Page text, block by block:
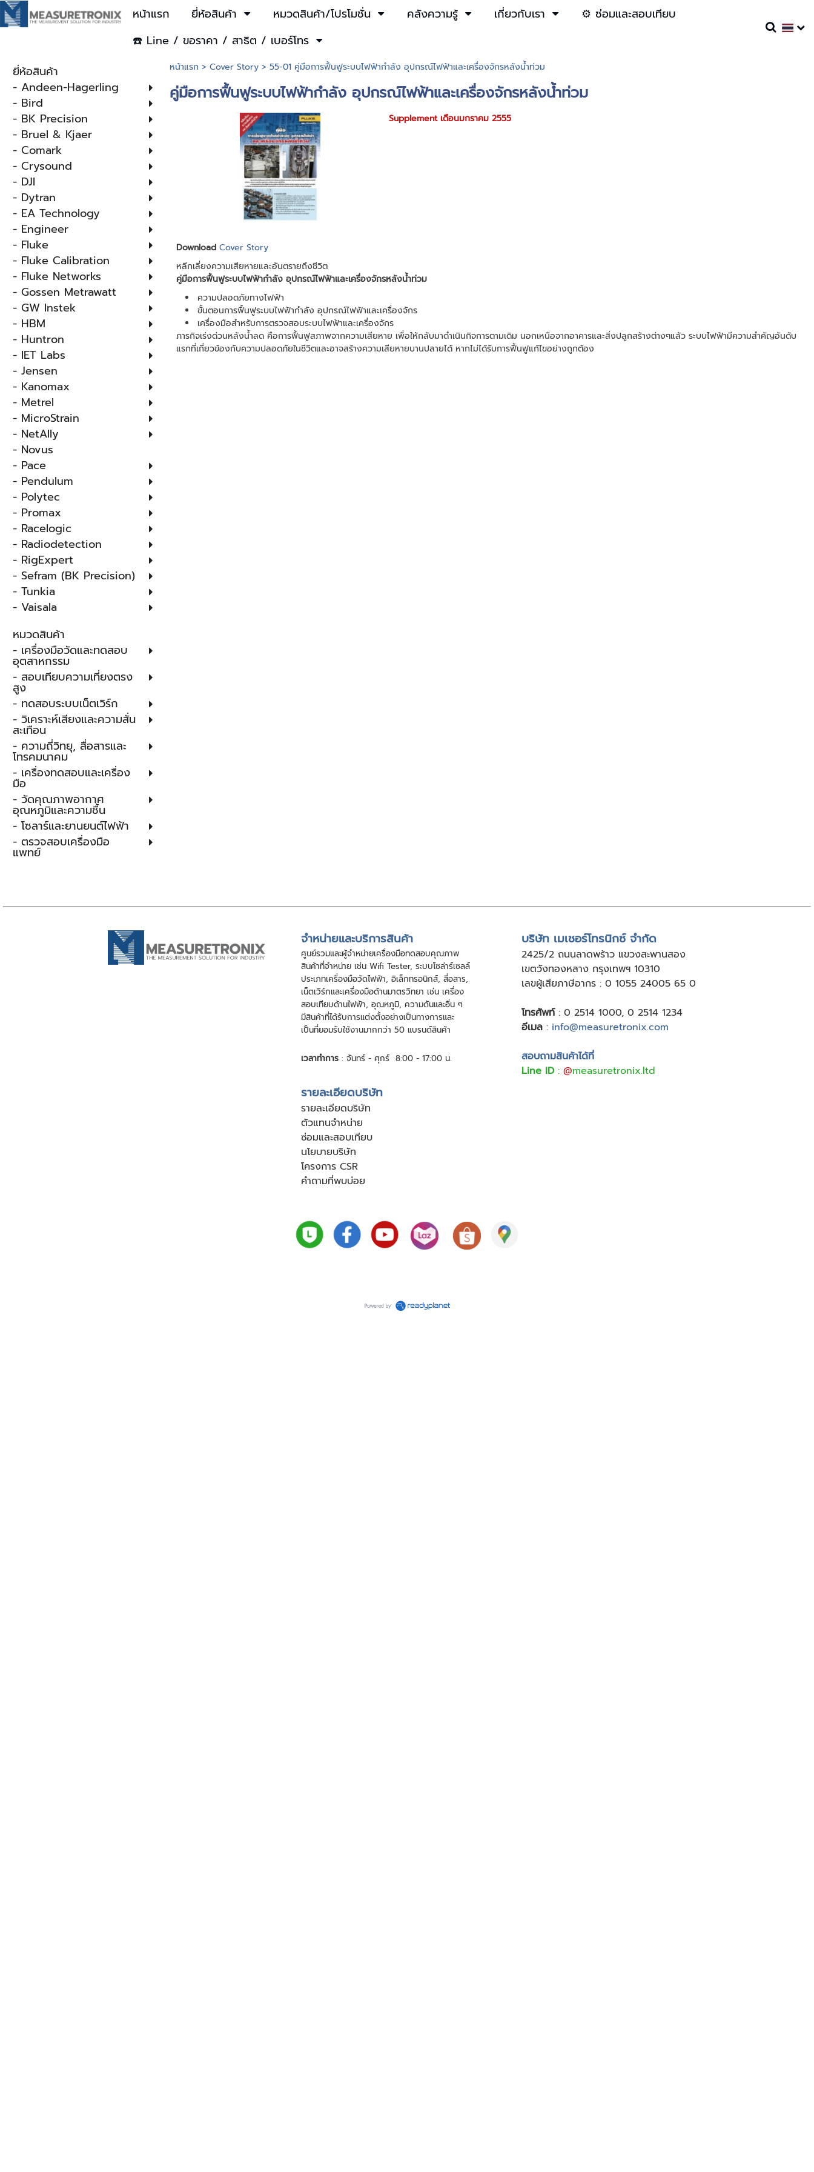
หน้าแรก ยี่ห้อสินค้า หมวดสินค้า/โปรโมชั่น คลังความรู้ เกี่ยวกับเรา
⚙️ ซ่อมและสอบเทียบ
☎️ Line / ขอราคา / สาธิต / เบอร์โทร
ยี่ห้อสินค้า
- Andeen-Hagerling
- Bird
- BK Precision
- Bruel & Kjaer
- Comark
- Crysound
- DJI
- Dytran
- EA Technology
- Engineer
- Fluke
- Fluke Calibration
- Fluke Networks
- Gossen Metrawatt
- GW Instek
- HBM
- Huntron
- IET Labs
- Jensen
- Kanomax
- Metrel
- MicroStrain
- NetAlly
- Novus
- Pace
- Pendulum
- Polytec
- Promax
- Racelogic
- Radiodetection
- RigExpert
- Sefram (BK Precision)
- Tunkia
- Vaisala
หมวดสินค้า
- เครื่องมือวัดและทดสอบ
อุตสาหกรรม
- สอบเทียบความเที่ยงตรง
สูง
- ทดสอบระบบเน็ตเวิร์ก
- วิเคราะห์เสียงและความสั่น
สะเทือน
- ความถี่วิทยุ, สื่อสารและ
โทรคมนาคม
- เครื่องทดสอบและเครื่อง
มือ
- วัดคุณภาพอากาศ
อุณหภูมิและความชื้น
- โซลาร์และยานยนต์ไฟฟ้า
- ตรวจสอบเครื่องมือ
แพทย์
หน้าแรก > Cover Story> 55-01 คู่มือการฟื้นฟูระบบไฟฟ้ากำลัง อุปกรณ์ไฟฟ้าและเครื่องจักรหลังน้ำท่วม
คู่มือการฟื้นฟูระบบไฟฟ้ากำลัง อุปกรณ์ไฟฟ้าและเครื่องจักรหลังน้ำท่วม
Supplement เดือนมกราคม 2555
Download Cover Story
หลีกเลี่ยงความเสียหายและอันตรายถึงชีวิต
คู่มือการฟื้นฟูระบบไฟฟ้ากำลัง อุปกรณ์ไฟฟ้าและเครื่องจักรหลังน้ำท่วม
ความปลอดภัยทางไฟฟ้า
ขั้นตอนการฟื้นฟูระบบไฟฟ้ากำลัง อุปกรณ์ไฟฟ้าและเครื่องจักร
เครื่องมือสำหรับการตรวจสอบระบบไฟฟ้าและเครื่องจักร
ภารกิจเร่งด่วนหลังน้ำลด คือการฟื้นฟูสภาพจากความเสียหาย เพื่อให้กลับมาดำเนินกิจการตามเดิม นอกเหนือจากอาคารและสิ่งปลูกสร้างต่างๆแล้ว ระบบไฟฟ้ามีความสำคัญอันดับ
แรกที่เกี่ยวข้องกับความปลอดภัยในชีวิตและอาจสร้างความเสียหายบานปลายได้ หากไม่ได้รับการฟื้นฟูแก้ไขอย่างถูกต้อง
จําหน่ายและบริการสินค้า
ศูนย์รวมและผู้จําหน่ายเครื่องมือทดสอบคุณภาพ
สินค้าที่จําหน่าย เช่น Wifi Tester, ระบบโซล่าร์เซลล์
ประเภทเครื่องมือวัดไฟฟ้า, อิเล็กทรอนิกส์, สื่อสาร,
เน็ตเวิร์กและเครื่องมือด้านมาตรวิทยา เช่น เครื่อง
สอบเทียบด้านไฟฟ้า, อุณหภูมิ, ความดันและอื่น ๆ
มีสินค้าที่ได้รับการแต่งตั้งอย่างเป็นทางการและ
เป็นที่ยอมรับใช้งานมากกว่า 50 แบรนด์สินค้า
เวลาทำการ : จันทร์ - ศุกร์ 8:00 - 17:00 น.
บริษัท เมเชอร์โทรนิกซ์ จำกัด
2425/2 ถนนลาดพร้าว แขวงสะพานสอง
เขตวังทองหลาง กรุงเทพฯ 10310
เลขผู้เสียภาษีอากร : 0 1055 24005 65 0
โทรศัพท์: 0 2514 1000, 0 2514 1234
อีเมล : info@measuretronix.com
สอบถามสินค้าได้ที่
Line ID: @measuretronix.ltd
รายละเอียดบริษัท
รายละเอียดบริษัท
ตัวแทนจำหน่าย
ซ่อมและสอบเทียบ
นโยบายบริษัท
โครงการ CSR
คำถามที่พบบ่อย